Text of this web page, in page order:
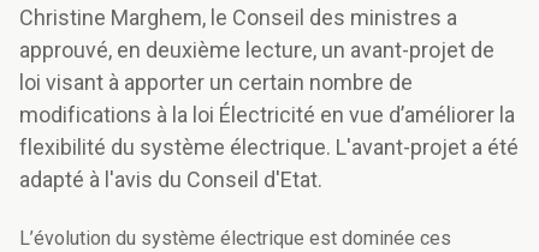
Christine Marghem, le Conseil des ministres a
approuvé, en deuxième lecture, un avant-projet de
loi visant à apporter un certain nombre de
modifications à la loi Électricité en vue d’améliorer la
flexibilité du système électrique. L'avant-projet a été
adapté à l'avis du Conseil d'Etat.
L’évolution du système électrique est dominée ces